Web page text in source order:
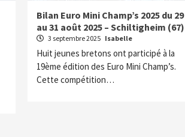
Bilan Euro Mini Champ’s 2025 du 29
au 31 août 2025 – Schiltigheim (67)
3 septembre 2025 Isabelle
Huit jeunes bretons ont participé à la
19ème édition des Euro Mini Champ’s.
Cette compétition…